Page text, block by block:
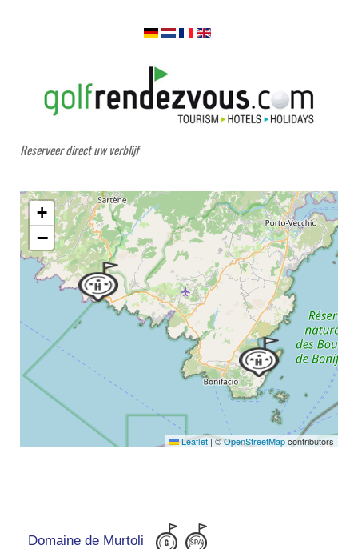
Reserveer direct uw verblijf
+
−
Leaflet|©OpenStreetMapcontributors
Domaine de Murtoli